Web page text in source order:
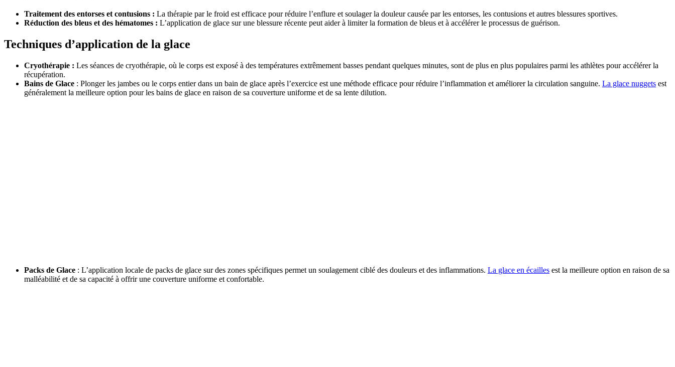
Traitement des entorses et contusions : La thérapie par le froid est efficace pour réduire l’enflure et soulager la douleur causée par les entorses, les contusions et autres blessures sportives.
Réduction des bleus et des hématomes : L’application de glace sur une blessure récente peut aider à limiter la formation de bleus et à accélérer le processus de guérison.
Techniques d’application de la glace
Cryothérapie : Les séances de cryothérapie, où le corps est exposé à des températures extrêmement basses pendant quelques minutes, sont de plus en plus populaires parmi les athlètes pour accélérer la
récupération.
Bains de Glace : Plonger les jambes ou le corps entier dans un bain de glace après l’exercice est une méthode efficace pour réduire l’inflammation et améliorer la circulation sanguine. La glace nuggets est
généralement la meilleure option pour les bains de glace en raison de sa couverture uniforme et de sa lente dilution.
Packs de Glace : L’application locale de packs de glace sur des zones spécifiques permet un soulagement ciblé des douleurs et des inflammations. La glace en écailles est la meilleure option en raison de sa
malléabilité et de sa capacité à offrir une couverture uniforme et confortable.